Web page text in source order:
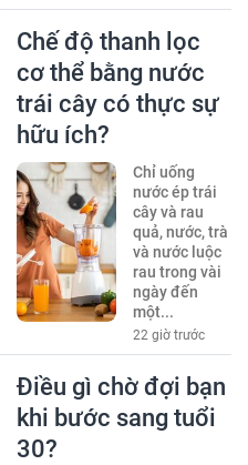
Chế độ thanh lọc
cơ thể bằng nước
trái cây có thực sự
hữu ích?
Chỉ uống
nước ép trái
cây và rau
quả, nước, trà
và nước luộc
rau trong vài
ngày đến
một...
22 giờ trước
Điều gì chờ đợi bạn
khi bước sang tuổi
30?